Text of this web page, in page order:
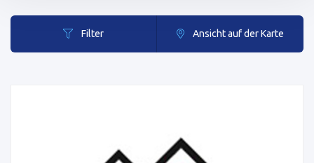
Filter Ansicht auf der Karte